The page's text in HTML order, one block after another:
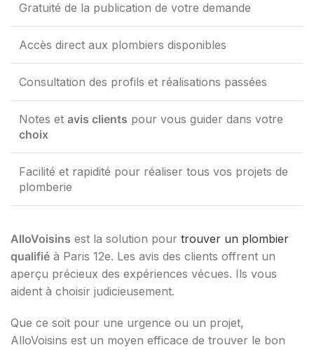
Gratuité de la publication de votre demande
Accès direct aux plombiers disponibles
Consultation des profils et réalisations passées
Notes et avis clients pour vous guider dans votre
choix
Facilité et rapidité pour réaliser tous vos projets de
plomberie
AlloVoisins est la solution pour trouver un plombier
qualifié à Paris 12e. Les avis des clients offrent un
aperçu précieux des expériences vécues. Ils vous
aident à choisir judicieusement.
Que ce soit pour une urgence ou un projet,
AlloVoisins est un moyen efficace de trouver le bon